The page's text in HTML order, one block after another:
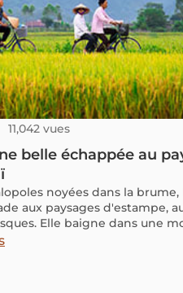
11,042 vues
belle échappée au
noyées dans la brume,
aux paysages d'estampe,
Elle baigne dans une
chaleureuses comme